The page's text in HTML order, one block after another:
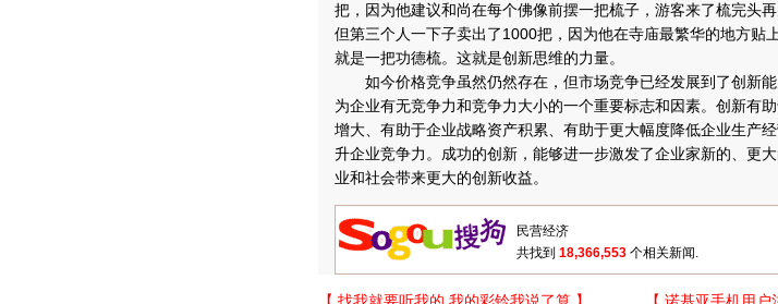
把，因为他建议和尚在每个佛像前摆一把梳子，游客来了梳完头再
但第三个人一下子卖出了1000把，因为他在寺庙最繁华的地方贴
就是一把功德梳。这就是创新思维的力量。
如今价格竞争虽然仍然存在，但市场竞争已经发展到了创新能
为企业有无竞争力和竞争力大小的一个重要标志和因素。创新有
增大、有助于企业战略资产积累、有助于更大幅度降低企业生产
升企业竞争力。成功的创新，能够进一步激发了企业家新的、更
业和社会带来更大的创新收益。
共找到 18,366,553 个相关新闻.